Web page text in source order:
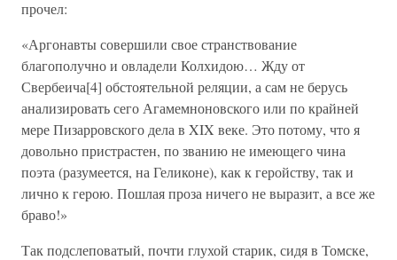
прочел:
«Аргонавты совершили свое странствование
благополучно и овладели Колхидою… Жду от
Свербеича[4] обстоятельной реляции, а сам не берусь
анализировать сего Агамемноновского или по крайней
мере Пизарровского дела в XIX веке. Это потому, что я
довольно пристрастен, по званию не имеющего чина
поэта (разумеется, на Геликоне), как к геройству, так и
лично к герою. Пошлая проза ничего не выразит, а все же
браво!»
Так подслеповатый, почти глухой старик, сидя в Томске,